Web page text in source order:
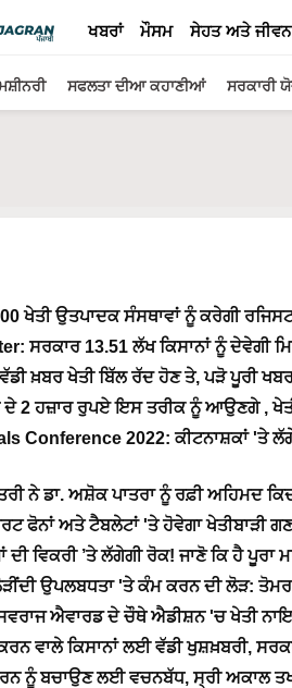
ਖਬਰਾਂ ਮੌਸਮ ਸੇਹਤ ਅਤੇ ਜੀਵਨ
ਸਫਲਤਾ ਦੀਆ ਕਹਾਣੀਆਂ ਸਰਕਾਰੀ
ਖੇਤੀ ਉਤਪਾਦਕ ਸੰਸਥਾਵਾਂ ਨੂੰ ਕਰੇਗੀ
ਸਰਕਾਰ 13.51 ਲੱਖ ਕਿਸਾਨਾਂ ਨੂੰ ਦੇਵੇਗੀ
ਖ਼ਬਰ ਖੇਤੀ ਬਿੱਲ ਰੱਦ ਹੋਣ ਤੇ, ਪੜੋ ਪੂਰੀ
ਦੇ 2 ਹਜ਼ਾਰ ਰੁਪਏ ਇਸ ਤਰੀਕ ਨੂੰ ਆਉਣਗੇ ,
Conference 2022: ਕੀਟਨਾਸ਼ਕਾਂ 'ਤੇ
ਨੇ ਡਾ. ਅਸ਼ੋਕ ਪਾਤਰਾ ਨੂੰ ਰਫ਼ੀ ਅਹਿਮਦ
ਫੋਨਾਂ ਅਤੇ ਟੈਬਲੇਟਾਂ 'ਤੇ ਹੋਵੇਗਾ ਖੇਤੀਬਾੜੀ
ਦੀ ਵਿਕਰੀ ’ਤੇ ਲੱਗੇਗੀ ਰੋਕ! ਜਾਣੋ ਕਿ ਹੈ ਪੂਰਾ
ਉਪਲਬਧਤਾ 'ਤੇ ਕੰਮ ਕਰਨ ਦੀ ਲੋੜ: ਤੋਮਰ
ਐਵਾਰਡ ਦੇ ਚੌਥੇ ਐਡੀਸ਼ਨ 'ਚ ਖੇਤੀ
ਵਾਲੇ ਕਿਸਾਨਾਂ ਲਈ ਵੱਡੀ ਖੁਸ਼ਖ਼ਬਰੀ,
ਨੂੰ ਬਚਾਉਣ ਲਈ ਵਚਨਬੱਧ, ਸ੍ਰੀ ਅਕਾਲ